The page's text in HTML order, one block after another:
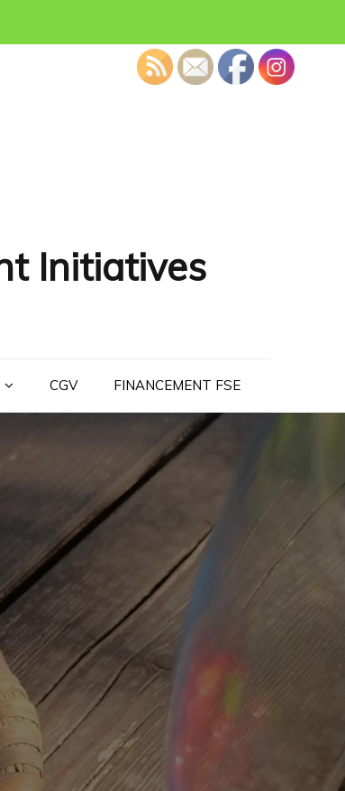
Initiatives
CGV FINANCEMENT FSE